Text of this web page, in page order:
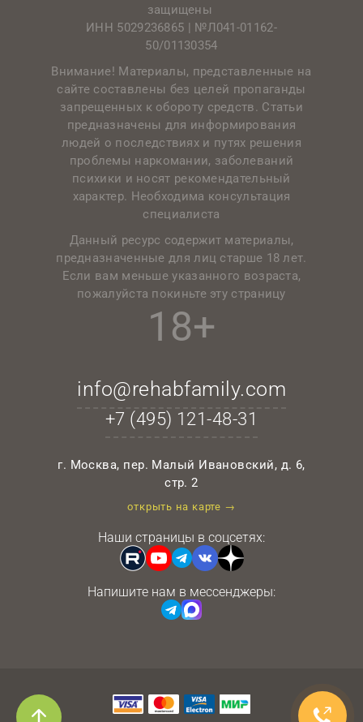
защищены
ИНН 5029236865 | №Л041-01162-
50/01130354
Внимание! Материалы, представленные на
сайте составлены без целей пропаганды
запрещенных к обороту средств. Статьи
предназначены для информирования
людей о последствиях и путях решения
проблемы наркомании, заболеваний
психики и носят рекомендательный
характер. Необходима консультация
специалиста
Данный ресурс содержит материалы,
предназначенные для лиц старше 18 лет.
Если вам меньше указанного возраста,
пожалуйста покиньте эту страницу
18+
info@rehabfamily.com
+7 (495) 121-48-31
г. Москва, пер. Малый Ивановский, д. 6,
стр. 2
открыть на карте →
Наши страницы в соцсетях:
Напишите нам в мессенджеры: